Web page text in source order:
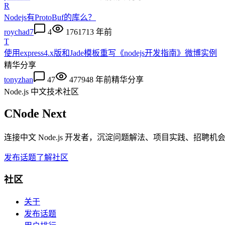
R
Nodejs有ProtoBuf的库么？
roychad7
4 1761713 年前
T
使用express4.x版和Jade模板重写《nodejs开发指南》微博实例
精华分享
tonyzhan
47 477948 年前精华分享
Node.js 中文技术社区
CNode Next
连接中文 Node.js 开发者，沉淀问题解法、项目实践、招聘机会
发布话题了解社区
社区
关于
发布话题